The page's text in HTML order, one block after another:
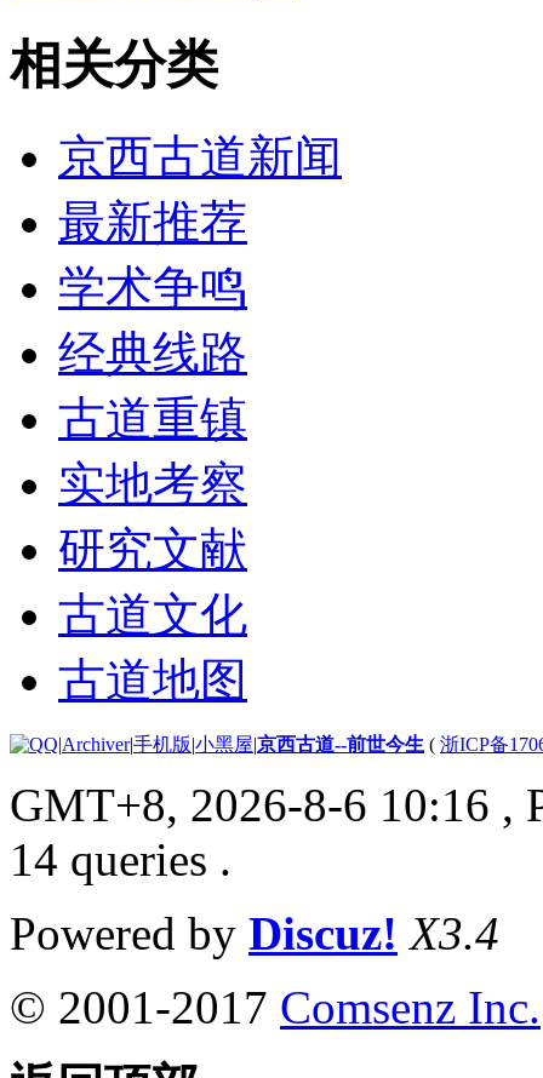
相关分类
京西古道新闻
最新推荐
学术争鸣
经典线路
古道重镇
实地考察
研究文献
古道文化
古道地图
|Archiver|手机版|小黑屋|京西古道--前世今生 ( 浙ICP备
GMT+8, 2026-8-6 10:16 ,
14 queries .
Powered by Discuz! X3.4
© 2001-2017 Comsenz Inc.